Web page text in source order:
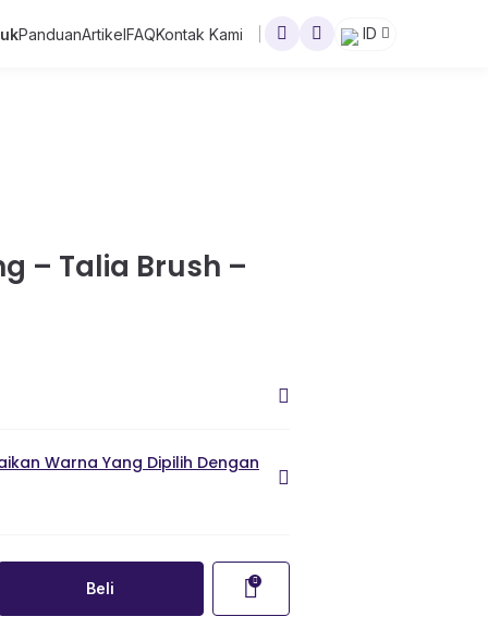
PanduanArtikelFAQKontak Kami ID
– Talia Brush –
Warna Yang Dipilih Dengan
Beli